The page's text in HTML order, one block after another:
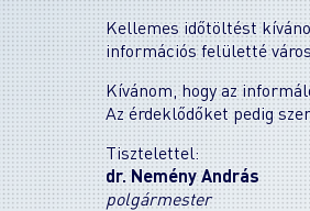
Kellemes időtöltést
információs felületté
Kívánom, hogy az
Az érdeklődőket pedig
Tisztelettel:
dr. Nemény András
polgármester